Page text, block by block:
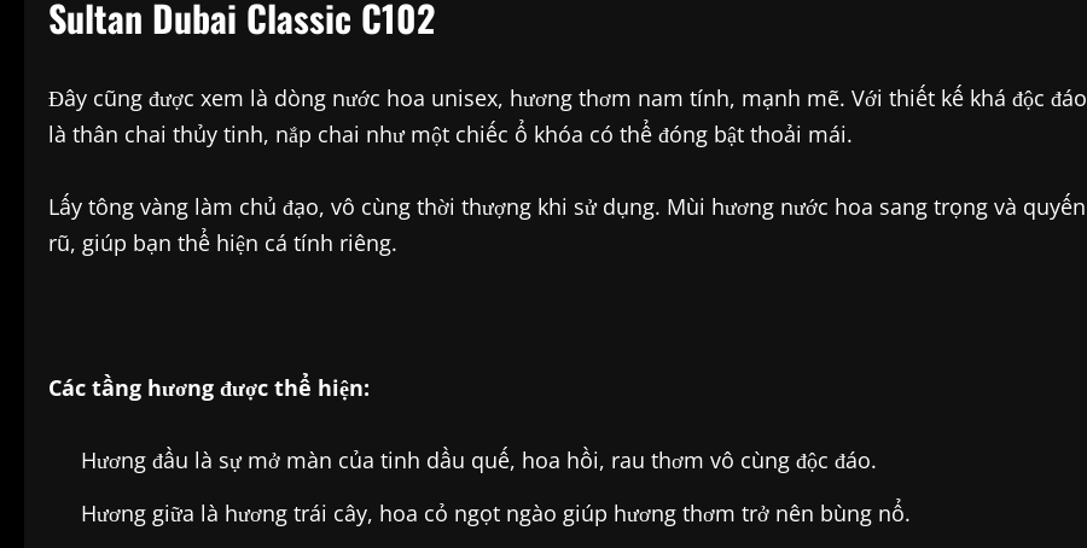
Sultan Dubai Classic C102
Đây cũng được xem là dòng nước hoa unisex, hương thơm nam tính, mạnh mẽ. Với thiết kế khá độc đáo
là thân chai thủy tinh, nắp chai như một chiếc ổ khóa có thể đóng bật thoải mái.
Lấy tông vàng làm chủ đạo, vô cùng thời thượng khi sử dụng. Mùi hương nước hoa sang trọng và quyến
rũ, giúp bạn thể hiện cá tính riêng.
Các tầng hương được thể hiện:
Hương đầu là sự mở màn của tinh dầu quế, hoa hồi, rau thơm vô cùng độc đáo.
Hương giữa là hương trái cây, hoa cỏ ngọt ngào giúp hương thơm trở nên bùng nổ.